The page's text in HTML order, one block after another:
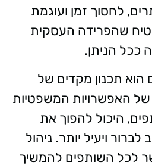
לחסוך זמן ועוגמת
שהפרידה העסקית
ככל הניתן.
הוא תכנון מקדים של
של האפשרויות המשפטיות
היכול להפוך את
ויעיל יותר. ניהול
לכל השותפים להמשיך